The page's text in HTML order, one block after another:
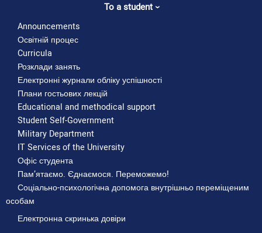
To a student
Announcements
Освітній процес
Curricula
Розклади занять
Електронні журнали обліку успішності
Плани гостьових лекцій
Educational and methodical support
Student Self-Government
Military Department
IT Services of the University
Офіс студента
Пам’ятаємо. Єднаємося. Переможемо!
Соціально-психологічна допомога внутрішньо переміщеним
особам
Електронна скринька довіри